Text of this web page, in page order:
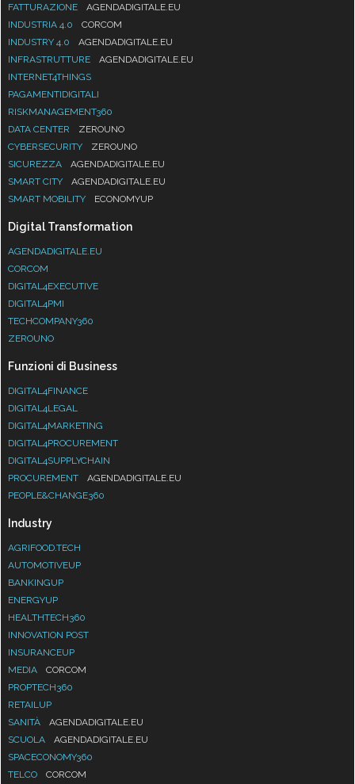
FATTURAZIONE
AGENDADIGITALE.EU
INDUSTRIA 4.0
CORCOM
INDUSTRY 4.0
AGENDADIGITALE.EU
INFRASTRUTTURE
AGENDADIGITALE.EU
INTERNET4THINGS
PAGAMENTIDIGITALI
RISKMANAGEMENT360
DATA CENTER
ZEROUNO
CYBERSECURITY
ZEROUNO
SICUREZZA
AGENDADIGITALE.EU
SMART CITY
AGENDADIGITALE.EU
SMART MOBILITY
ECONOMYUP
Digital Transformation
AGENDADIGITALE.EU
CORCOM
DIGITAL4EXECUTIVE
DIGITAL4PMI
TECHCOMPANY360
ZEROUNO
Funzioni di Business
DIGITAL4FINANCE
DIGITAL4LEGAL
DIGITAL4MARKETING
DIGITAL4PROCUREMENT
DIGITAL4SUPPLYCHAIN
PROCUREMENT
AGENDADIGITALE.EU
PEOPLE&CHANGE360
Industry
AGRIFOOD.TECH
AUTOMOTIVEUP
BANKINGUP
ENERGYUP
HEALTHTECH360
INNOVATION POST
INSURANCEUP
MEDIA
CORCOM
PROPTECH360
RETAILUP
SANITÀ
AGENDADIGITALE.EU
SCUOLA
AGENDADIGITALE.EU
SPACECONOMY360
TELCO
CORCOM